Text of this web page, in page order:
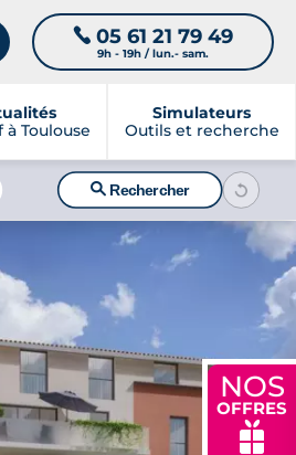
📞 05 61 21 79 49
9h - 19h / lun.- sam.
Toulouse
Simulateurs
Outils et recherche
NOS
OFFRES
🎁
🔍Rechercher